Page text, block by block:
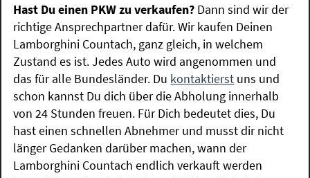
Hast Du einen PKW zu verkaufen? Dann sind wir der
richtige Ansprechpartner dafür. Wir kaufen Deinen
Lamborghini Countach, ganz gleich, in welchem
Zustand es ist. Jedes Auto wird angenommen und
das für alle Bundesländer. Du kontaktierst uns und
schon kannst Du dich über die Abholung innerhalb
von 24 Stunden freuen. Für Dich bedeutet dies, Du
hast einen schnellen Abnehmer und musst dir nicht
länger Gedanken darüber machen, wann der
Lamborghini Countach endlich verkauft werden